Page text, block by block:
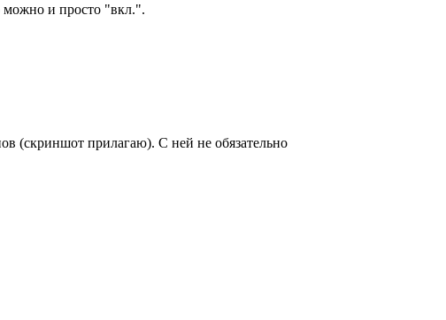
и просто "вкл.".
(скриншот прилагаю). С ней не обязательно